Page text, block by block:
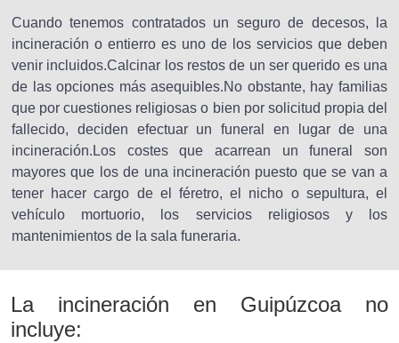
Cuando tenemos contratados un seguro de decesos, la
incineración o entierro es uno de los servicios que deben
venir incluidos.Calcinar los restos de un ser querido es una
de las opciones más asequibles.No obstante, hay familias
que por cuestiones religiosas o bien por solicitud propia del
fallecido, deciden efectuar un funeral en lugar de una
incineración.Los costes que acarrean un funeral son
mayores que los de una incineración puesto que se van a
tener hacer cargo de el féretro, el nicho o sepultura, el
vehículo mortuorio, los servicios religiosos y los
mantenimientos de la sala funeraria.
La incineración en Guipúzcoa no
incluye: